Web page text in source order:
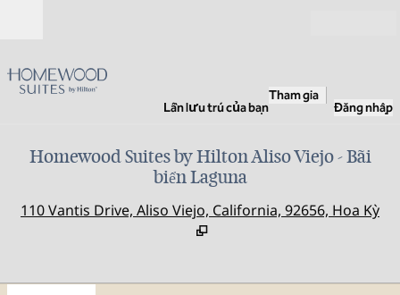
Lần lưu trú của bạn
Tham gia
Đăng nhập
Homewood Suites by Hilton Aliso Viejo - Bãi
biển Laguna
110 Vantis Drive, Aliso Viejo, California, 92656, Hoa Kỳ